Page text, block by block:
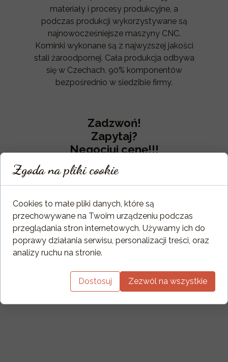
materiały i procesy produkcyjne, a
podczas produkcji wykorzystywane są
najnowocześniejsze maszyny CNC.
Kominki wykonane są z najwyższej jakości
stali żaroodpornej. Cała produkcja odbywa
się w Czechach, 90% komponentów
bezpośrednio w siedzibie firmy.
Zadzwoń!
Zapytaj?
Negocjuj cenę!!!
tel. 512 283 437, 513 100 336
Zgoda na pliki cookie
Cookies to małe pliki danych, które są
przechowywane na Twoim urządzeniu podczas
przeglądania stron internetowych. Używamy ich do
poprawy działania serwisu, personalizacji treści, oraz
analizy ruchu na stronie.
Dostosuj Zezwól na wszystkie